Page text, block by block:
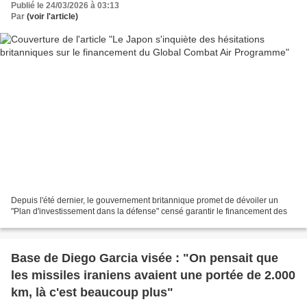
Publié le 24/03/2026 à 03:13
Par (voir l'article)
Depuis l'été dernier, le gouvernement britannique promet de dévoiler un
"Plan d'investissement dans la défense" censé garantir le financement des
Base de Diego Garcia visée : "On pensait que
les missiles iraniens avaient une portée de 2.000
km, là c'est beaucoup plus"